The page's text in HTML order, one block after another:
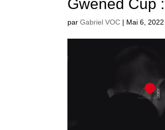
Gwened Cup
parGabriel VOC | Mai 6, 2022